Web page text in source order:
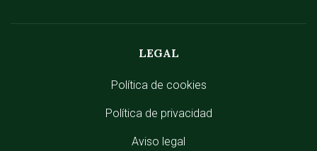
LEGAL
Política de cookies
Política de privacidad
Aviso legal